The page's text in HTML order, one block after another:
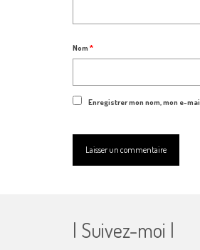
Nom *
Enregistrer mon nom, mon e-
| Suivez-moi |